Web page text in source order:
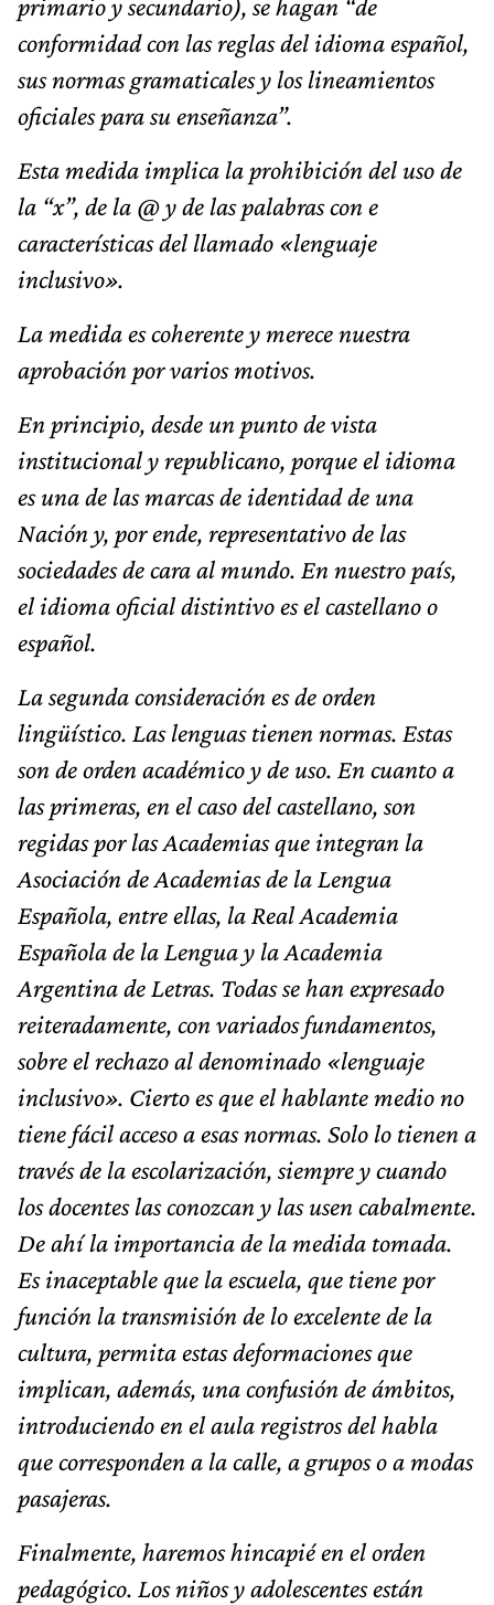
primario y secundario), se hagan “de
conformidad con las reglas del idioma español,
sus normas gramaticales y los lineamientos
oficiales para su enseñanza”.
Esta medida implica la prohibición del uso de
la “x”, de la @ y de las palabras con e
características del llamado «lenguaje
inclusivo».
La medida es coherente y merece nuestra
aprobación por varios motivos.
En principio, desde un punto de vista
institucional y republicano, porque el idioma
es una de las marcas de identidad de una
Nación y, por ende, representativo de las
sociedades de cara al mundo. En nuestro país,
el idioma oficial distintivo es el castellano o
español.
La segunda consideración es de orden
lingüístico. Las lenguas tienen normas. Estas
son de orden académico y de uso. En cuanto a
las primeras, en el caso del castellano, son
regidas por las Academias que integran la
Asociación de Academias de la Lengua
Española, entre ellas, la Real Academia
Española de la Lengua y la Academia
Argentina de Letras. Todas se han expresado
reiteradamente, con variados fundamentos,
sobre el rechazo al denominado «lenguaje
inclusivo». Cierto es que el hablante medio no
tiene fácil acceso a esas normas. Solo lo tienen a
través de la escolarización, siempre y cuando
los docentes las conozcan y las usen cabalmente.
De ahí la importancia de la medida tomada.
Es inaceptable que la escuela, que tiene por
función la transmisión de lo excelente de la
cultura, permita estas deformaciones que
implican, además, una confusión de ámbitos,
introduciendo en el aula registros del habla
que corresponden a la calle, a grupos o a modas
pasajeras.
Finalmente, haremos hincapié en el orden
pedagógico. Los niños y adolescentes están